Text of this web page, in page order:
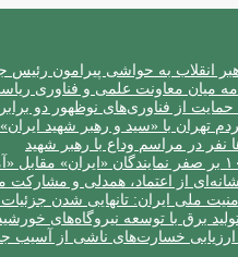
انقلاب به حواشی پیرامون رئیس
میان معاونت علمی و فناوری
از فناوری‌های نوظهور دو
تهران با «سید و رهبر شهید ایران»
نفر در مراسم وداع با رهبر شهید
نشانه‌ای از اعتماد، همدلی و
ملی ایران: تانهایی شدن
برق با توسعه نیروگاه‌های
ارزیابی خسارت‌های ناشی از آسیب